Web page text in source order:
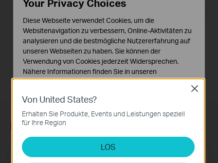
Generally, UE330 supports plug-and-play. If your product is
not plug-and-play or cannot work well, please update the
latest version of the driver.
If you have further questions, pleasecontact us
Newsletter abonnieren
E-Mail-Adresse Registrieren
Von United States?
Erhalten Sie Produkte, Events und Leistungen speziell
für Ihre Region
LOS
Close
Diese Webseite verwendet Cookies, um die
Websitenavigation zu verbessern, Online-Aktivitäten zu
analysieren und die bestmögliche Nutzererfahrung auf
unseren Webseiten zu haben. Sie können der
Verwendung von Cookies jederzeit Widersprechen.
Nähere Informationen finden Sie in unseren
Datenschutzhinweisen.
Notwendige Cookies
erforderlich und können in Ihren Systemen nicht
Analyse- und Marketing-Cookies
Analyse-Cookies ermöglichen es uns, Ihre Aktivitäten